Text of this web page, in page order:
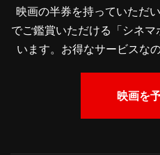
映画の半券を持っていただ
でご鑑賞いただける「シネ
います。お得なサービスな
映画を